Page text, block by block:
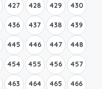
427 428 429 430
436 437 438 439
445 446 447 448
454 455 456 457
463 464 465 466